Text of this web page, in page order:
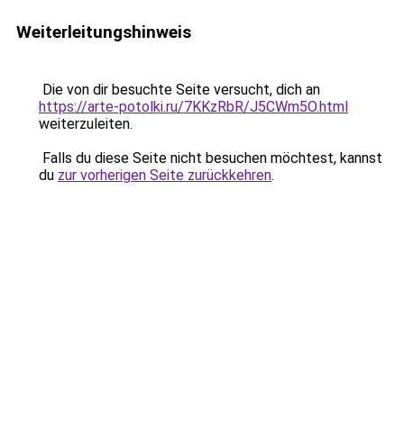
Weiterleitungshinweis
Die von dir besuchte Seite versucht, dich an
https://arte-potolki.ru/7KKzRbR/J5CWm5O.html
weiterzuleiten.
Falls du diese Seite nicht besuchen möchtest, kannst
du zur vorherigen Seite zurückkehren.